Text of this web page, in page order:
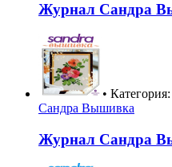
Журнал Сандра
• Категория:
Сандра Вышивка
Журнал Сандра